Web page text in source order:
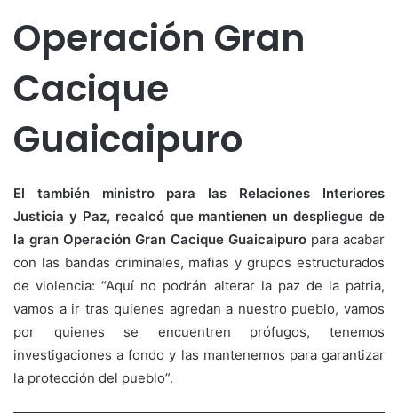
Operación Gran
Cacique
Guaicaipuro
El también ministro para las Relaciones Interiores
Justicia y Paz, recalcó que mantienen un despliegue de
la gran Operación Gran Cacique Guaicaipuro para acabar
con las bandas criminales, mafias y grupos estructurados
de violencia: “Aquí no podrán alterar la paz de la patria,
vamos a ir tras quienes agredan a nuestro pueblo, vamos
por quienes se encuentren prófugos, tenemos
investigaciones a fondo y las mantenemos para garantizar
la protección del pueblo”.